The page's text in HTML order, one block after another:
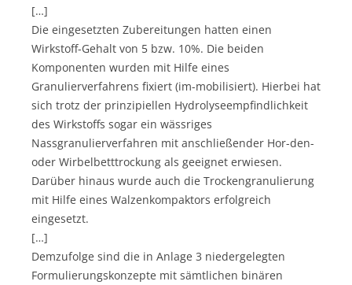
[…]
Die eingesetzten Zubereitungen hatten einen
Wirkstoff-Gehalt von 5 bzw. 10%. Die beiden
Komponenten wurden mit Hilfe eines
Granulierverfahrens fixiert (im-mobilisiert). Hierbei hat
sich trotz der prinzipiellen Hydrolyseempfindlichkeit
des Wirkstoffs sogar ein wässriges
Nassgranulierverfahren mit anschließender Hor-den-
oder Wirbelbetttrockung als geeignet erwiesen.
Darüber hinaus wurde auch die Trockengranulierung
mit Hilfe eines Walzenkompaktors erfolgreich
eingesetzt.
[…]
Demzufolge sind die in Anlage 3 niedergelegten
Formulierungskonzepte mit sämtlichen binären